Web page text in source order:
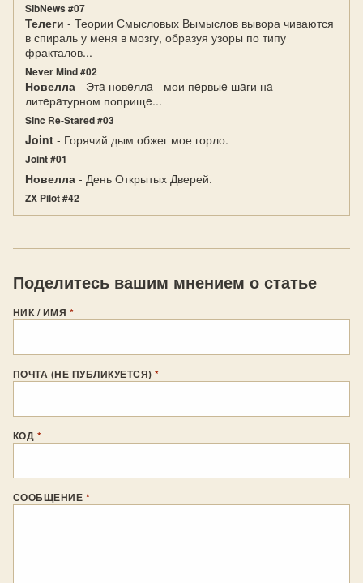
SibNews #07
Телеги - Теории Смысловых Вымыслов вывора чиваются
в спираль у меня в мозгу, образуя узоры по типу
фракталов...
Never Mind #02
Новелла - Этa новeллa - мои пeрвыe шaги нa
литeрaтурном поприщe...
Sinc Re-Stared #03
Joint - Горячий дым обжег мое горло.
Joint #01
Новелла - День Открытых Дверей.
ZX Pilot #42
Поделитесь вашим мнением о статье
НИК / ИМЯ *
ПОЧТА (НЕ ПУБЛИКУЕТСЯ)*
КОД *
СООБЩЕНИЕ *